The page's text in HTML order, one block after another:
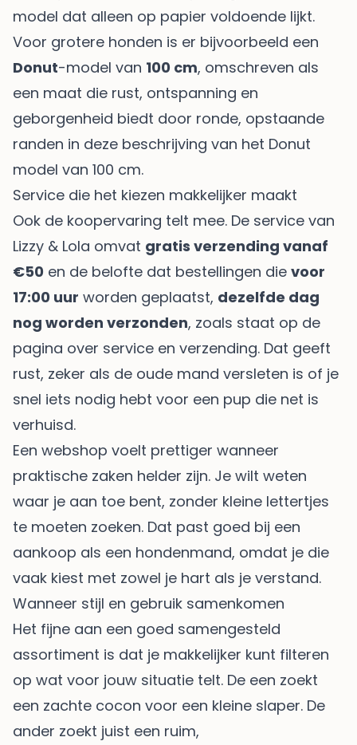
model dat alleen op papier voldoende lijkt.
Voor grotere honden is er bijvoorbeeld een
Donut-model van 100 cm, omschreven als
een maat die rust, ontspanning en
geborgenheid biedt door ronde, opstaande
randen in deze beschrijving van het Donut
model van 100 cm.
Service die het kiezen makkelijker maakt
Ook de koopervaring telt mee. De service van
Lizzy & Lola omvat gratis verzending vanaf
€50 en de belofte dat bestellingen die voor
17:00 uur worden geplaatst, dezelfde dag
nog worden verzonden, zoals staat op de
pagina over service en verzending. Dat geeft
rust, zeker als de oude mand versleten is of je
snel iets nodig hebt voor een pup die net is
verhuisd.
Een webshop voelt prettiger wanneer
praktische zaken helder zijn. Je wilt weten
waar je aan toe bent, zonder kleine lettertjes
te moeten zoeken. Dat past goed bij een
aankoop als een hondenmand, omdat je die
vaak kiest met zowel je hart als je verstand.
Wanneer stijl en gebruik samenkomen
Het fijne aan een goed samengesteld
assortiment is dat je makkelijker kunt filteren
op wat voor jouw situatie telt. De een zoekt
een zachte cocon voor een kleine slaper. De
ander zoekt juist een ruim,